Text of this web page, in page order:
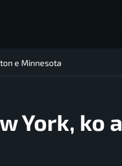
e Minnesota
York, ko a